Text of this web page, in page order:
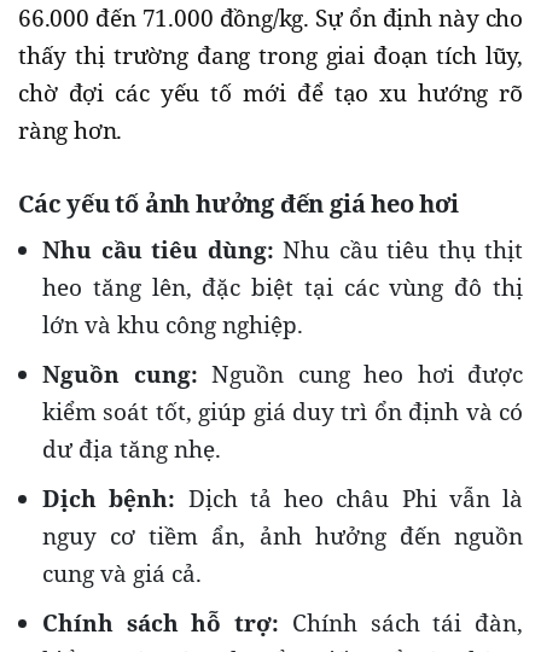
66.000 đến 71.000 đồng/kg. Sự ổn định này cho
thấy thị trường đang trong giai đoạn tích lũy,
chờ đợi các yếu tố mới để tạo xu hướng rõ
ràng hơn.
Các yếu tố ảnh hưởng đến giá heo hơi
Nhu cầu tiêu dùng: Nhu cầu tiêu thụ thịt
heo tăng lên, đặc biệt tại các vùng đô thị
lớn và khu công nghiệp.
Nguồn cung: Nguồn cung heo hơi được
kiểm soát tốt, giúp giá duy trì ổn định và có
dư địa tăng nhẹ.
Dịch bệnh: Dịch tả heo châu Phi vẫn là
nguy cơ tiềm ẩn, ảnh hưởng đến nguồn
cung và giá cả.
Chính sách hỗ trợ: Chính sách tái đàn,